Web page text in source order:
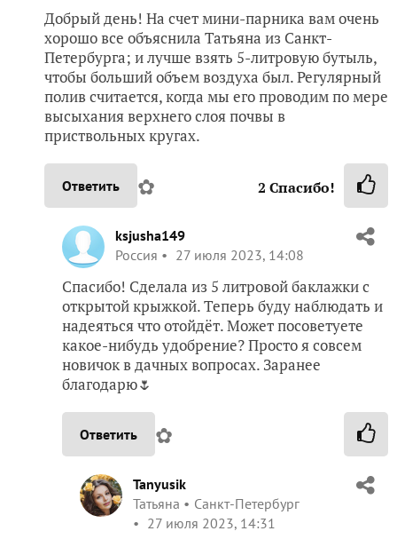
Добрый день! На счет мини-парника вам очень
хорошо все объяснила Татьяна из Санкт-
Петербурга; и лучше взять 5-литровую бутыль,
чтобы больший объем воздуха был. Регулярный
полив считается, когда мы его проводим по мере
высыхания верхнего слоя почвы в
приствольных кругах.
Ответить ✿ 2 Спасибо!
ksjusha149
Россия
27 июля 2023, 14:08
Спасибо! Сделала из 5 литровой баклажки с
открытой крыжкой. Теперь буду наблюдать и
надеяться что отойдёт. Может посоветуете
какое-нибудь удобрение? Просто я совсем
новичок в дачных вопросах. Заранее
благодарю🌷
Ответить ✿
Tanyusik
Татьяна
Санкт-Петербург
27 июля 2023, 14:31